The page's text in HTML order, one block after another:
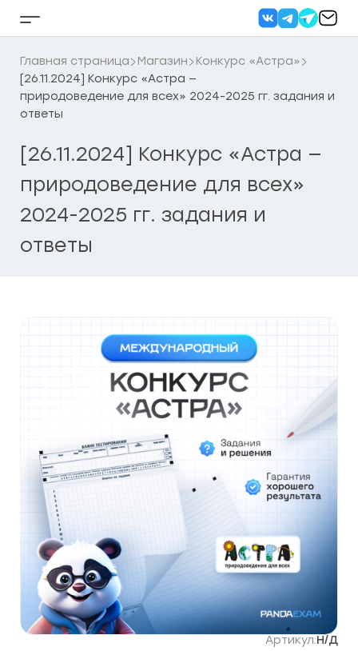
Кнопка
бокового
меню
Главная страница Магазин
Конкурс «Астра»
[26.11.2024] Конкурс «Астра —
природоведение для всех» 2024-2025 гг. задания и
ответы
[26.11.2024] Конкурс «Астра —
природоведение для всех»
2024-2025 гг. задания и
ответы
Артикул:Н/Д